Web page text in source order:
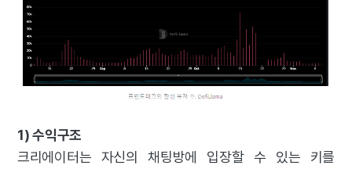
1) 수익구조
크리에이터는 자신의 채팅방에 입장할 수 있는 키를